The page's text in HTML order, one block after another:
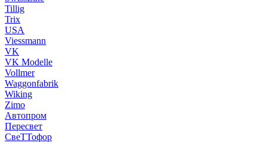
Tillig
Trix
USA
Viessmann
VK
VK Modelle
Vollmer
Waggonfabrik
Wiking
Zimo
Автопром
Пересвет
СвеТТофор